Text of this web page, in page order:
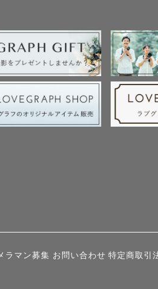
ラマン募集 お問い合わせ 特定商取引